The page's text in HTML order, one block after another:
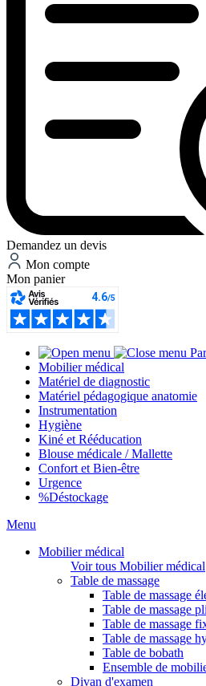
Demandez un devis
Mon compte
Mon panier
Mobilier médical
Matériel de diagnostic
Matériel pédagogique anatomie
Instrumentation
Hygiène
Kiné et Rééducation
Blouse médicale / Mallette
Confort et Bien-être
Urgence
%Déstockage
Menu
Mobilier médical
Voir tous Mobilier médical
Table de massage
Table de massage
Table de massage
Table de massage
Table de massage
Table de bobath
Ensemble de
Divan d'examen